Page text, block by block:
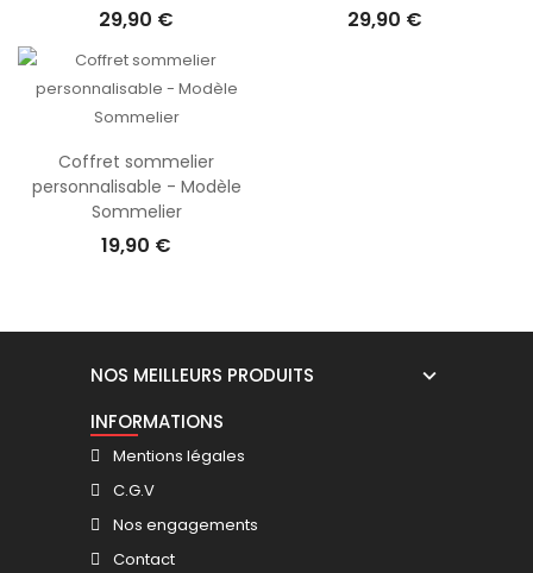
29,90 € 29,90 €
Coffret sommelier
personnalisable - Modèle
Sommelier
19,90 €
NOS MEILLEURS PRODUITS
INFORMATIONS
Mentions légales
C.G.V
Nos engagements
Contact